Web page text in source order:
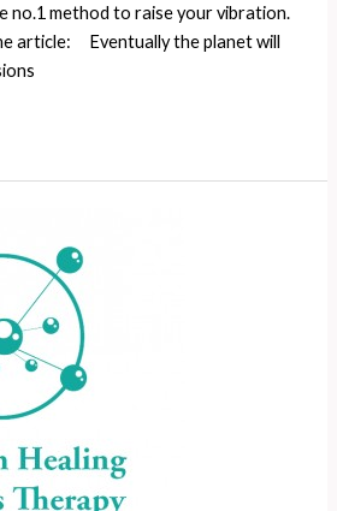
no.1 method to raise your vibration.
article: Eventually the planet will